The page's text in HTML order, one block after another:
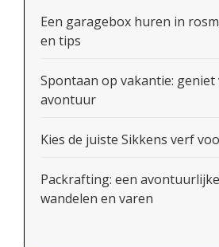
Een garagebox huren in
en tips
Spontaan op vakantie: geniet
avontuur
Kies de juiste Sikkens verf
Packrafting: een
wandelen en varen